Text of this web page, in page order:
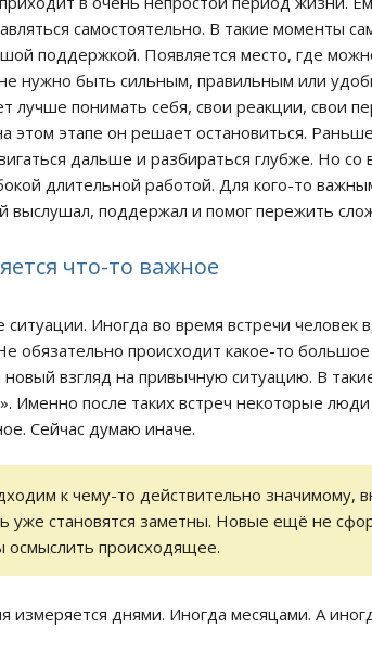
самостоятельно. В такие моменты
поддержкой. Появляется место, где
нужно быть сильным, правильным или
лучше понимать себя, свои реакции, свои
этом этапе он решает остановиться.
дальше и разбираться глубже. Но
длительной работой. Для кого-то
выслушал, поддержал и помог пережить
что-то важное
Иногда во время встречи человек
обязательно происходит какое-то
новый взгляд на привычную ситуацию. В
Именно после таких встреч некоторые
Сейчас думаю иначе.
к чему-то действительно значимому,
уже становятся заметны. Новые ещё не
осмыслить происходящее.
измеряется днями. Иногда месяцами. А